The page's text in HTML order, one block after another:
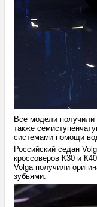
Все модели получили
также
системами помощи
Российский седан
кроссоверов К30 и
Volga получили
зубьями.